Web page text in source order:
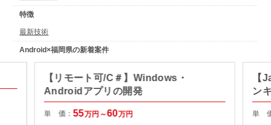
特徴
最新技術
Android×福岡県の新着案件
【リモート可/C＃】Windows・
Androidアプリの開発
単 価：55万円～60万円
【
ン
単